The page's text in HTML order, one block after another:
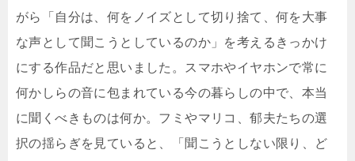
がら「自分は、何をノイズとして切り捨て、何を大事
な声として聞こうとしているのか」を考えるきっかけ
にする作品だと思いました。スマホやイヤホンで常に
何かしらの音に包まれている今の暮らしの中で、本当
に聞くべきものは何か。フミやマリコ、郁夫たちの選
択の揺らぎを見ていると、「聞こうとしない限り、ど